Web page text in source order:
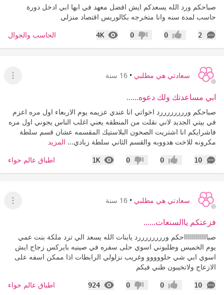
صباحكم ورد الله يسعدكم ايش افضل معهد في ابها ابي ادخل دورة
حاسب لمدة سنه وانا متخرجه بكالوريس اقتصاد منزلي
2
التعليقات إعجاب0 عدم إعجاب
0
4K
المشاهدات الحاسب والجوال
سعادتي هي مطلبي • 16 سنة
عرض
ابي مساعدتك ولك دعوه......
صباحكم وررررررررد اخواتي انا عندي عزيمه يوم الاربعاء اول مره اعزم
في بيتي الجديد لاني نقلت من المنطقه يعني اغلب الناس يجوني اول مره
فاشرايكم انا اشتريت الصحون البلاستيك المقسمه عشان قسم سلطة
مكرونه للاخت هدووبه والقسم الثاني سلطة زبادي... المزيد
10
التعليقات إعجاب0 عدم إعجاب
0
1K
المشاهدات اطباق عالم حواء
سعادتي هي مطلبي • 16 سنة
عرض
فزعتكم ياالسنعات......
صبااااااااااااحكم وررررررررد يابنات الله يسعد الي ترد ملكة بنت عمي
يوم الخميس وطلبوني اسوي حلى سفره في صينيه بايركس زجاج ايش
اسوي ابي شي حلووووو وغريب نزلولي الرابطات اذا ممكن اسفه على
الازعاج ولاتخيبون ظني فيكم
10
التعليقات إعجاب0 عدم إعجاب
0
924
المشاهدات اطباق عالم حواء